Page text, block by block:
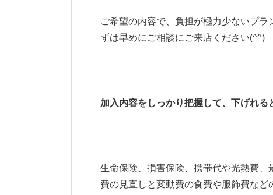
ご希望の内容で、負担が極力少ないプ
ずは早めにご相談にご来店ください(^^)
加入内容をしっかり把握して、下げれ
生命保険、損害保険、携帯代や光熱費
費の見直しと変動費の食費や服飾費な